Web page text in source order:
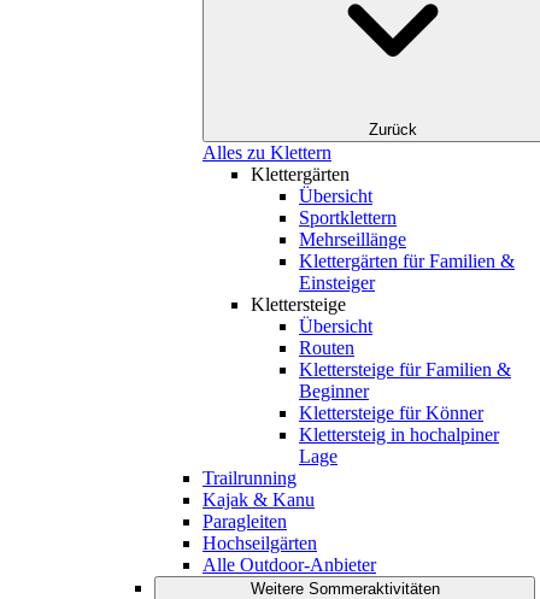
Zurück
Alles zu Klettern
Klettergärten
Übersicht
Sportklettern
Mehrseillänge
Klettergärten für Familien &
Einsteiger
Klettersteige
Übersicht
Routen
Klettersteige für Familien &
Beginner
Klettersteige für Könner
Klettersteig in hochalpiner
Lage
Trailrunning
Kajak & Kanu
Paragleiten
Hochseilgärten
Alle Outdoor-Anbieter
Weitere Sommeraktivitäten